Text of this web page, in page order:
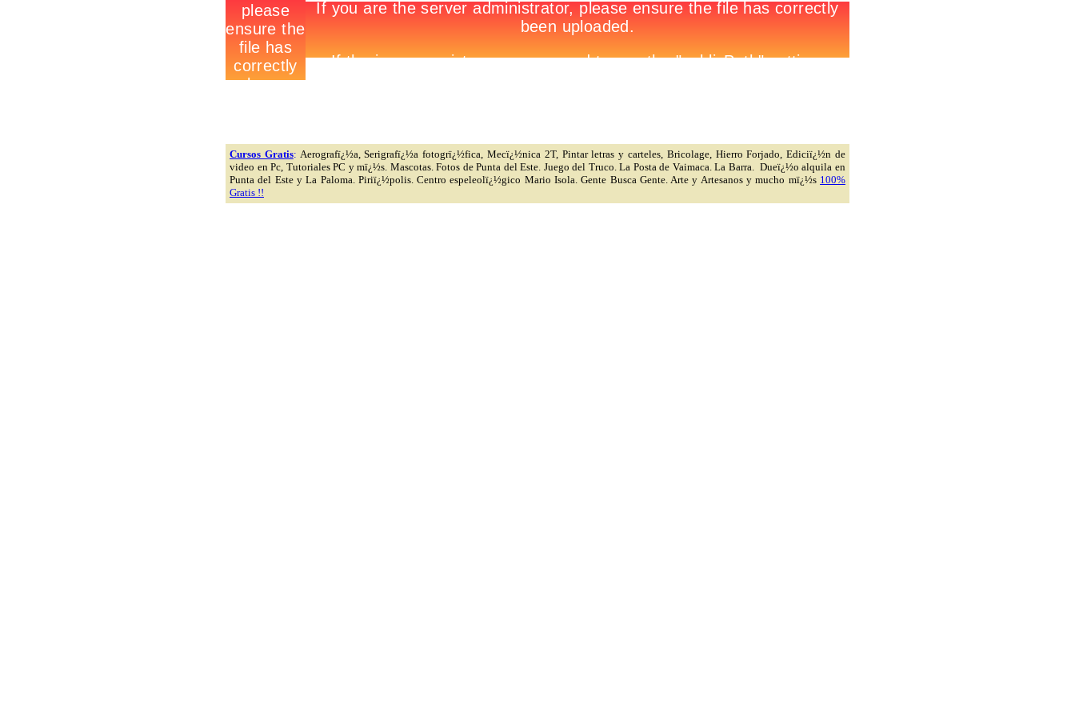
Cursos Gratis: Aerografï¿½a, Serigrafï¿½a fotogrï¿½fica, Mecï¿½nica 2T, Pintar letras y carteles, Bricolage, Hierro Forjado, Ediciï¿½n de
video en Pc, Tutoriales PC y mï¿½s. Mascotas. Fotos de Punta del Este. Juego del Truco. La Posta de Vaimaca. La Barra. Dueï¿½o alquila en
Punta del Este y La Paloma. Piriï¿½polis. Centro espeleolï¿½gico Mario Isola. Gente Busca Gente. Arte y Artesanos y mucho mï¿½s 100%
Gratis !!